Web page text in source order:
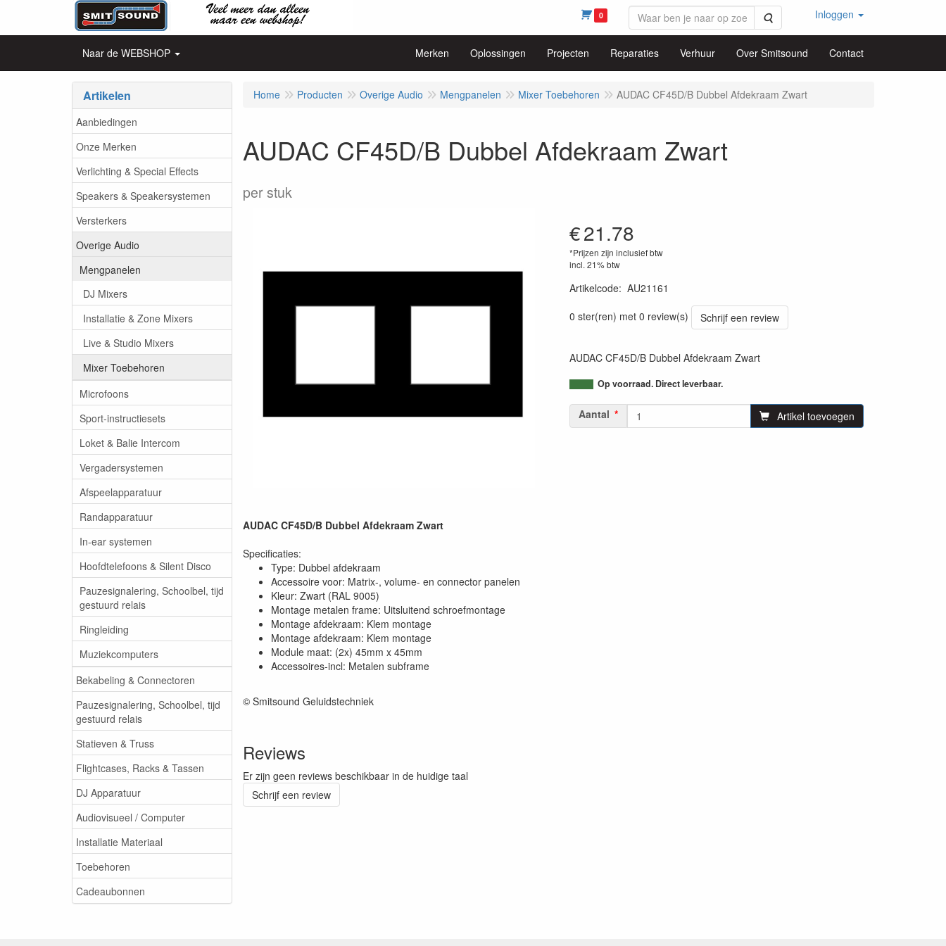
0 Zoeken Inloggen
Naar de WEBSHOP Merken Oplossingen Projecten Reparaties Verhuur Over Smitsound Contact
Artikelen
Aanbiedingen
Onze Merken
Verlichting & Special Effects
Speakers & Speakersystemen
Versterkers
Overige Audio
Mengpanelen
DJ Mixers
Installatie & Zone Mixers
Live & Studio Mixers
Mixer Toebehoren
Microfoons
Sport-instructiesets
Loket & Balie Intercom
Vergadersystemen
Afspeelapparatuur
Randapparatuur
In-ear systemen
Hoofdtelefoons & Silent Disco
Pauzesignalering, Schoolbel, tijd
gestuurd relais
Ringleiding
Muziekcomputers
Bekabeling & Connectoren
Pauzesignalering, Schoolbel, tijd
gestuurd relais
Statieven & Truss
Flightcases, Racks & Tassen
DJ Apparatuur
Audiovisueel / Computer
Installatie Materiaal
Toebehoren
Cadeaubonnen
Home Producten Overige Audio Mengpanelen Mixer Toebehoren AUDAC CF45D/B Dubbel Afdekraam Zwart
AUDAC CF45D/B Dubbel Afdekraam Zwart
per stuk
€21.78
*Prijzen zijn inclusief btw
incl. 21% btw
Artikelcode: AU21161
0 ster(ren) met 0 review(s)
Schrijf een review
AUDAC CF45D/B Dubbel Afdekraam Zwart
Op voorraad. Direct leverbaar.
Aantal Artikel toevoegen
AUDAC CF45D/B Dubbel Afdekraam Zwart
Specificaties:
Type: Dubbel afdekraam
Accessoire voor: Matrix-, volume- en connector panelen
Kleur: Zwart (RAL 9005)
Montage metalen frame: Uitsluitend schroefmontage
Montage afdekraam: Klem montage
Montage afdekraam: Klem montage
Module maat: (2x) 45mm x 45mm
Accessoires-incl: Metalen subframe
© Smitsound Geluidstechniek
Reviews
Er zijn geen reviews beschikbaar in de huidige taal
Schrijf een review